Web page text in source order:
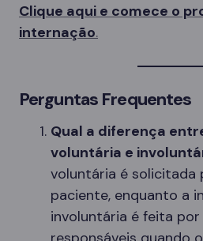
Clique aqui e comece o
internação.
Perguntas Frequentes
Qual a diferença
voluntária e
voluntária é solicitada
paciente, enquanto a
involuntária é feita